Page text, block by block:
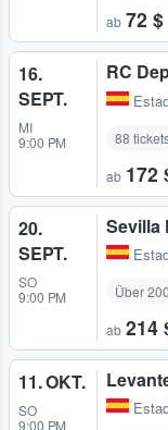
ab 72 $
16.
SEPT.
MI
9:00 PM
RC
88
ab 172
20.
SEPT.
SO
9:00 PM
Sevilla
Über
ab 214
11. OKT.
SO
9:00 PM